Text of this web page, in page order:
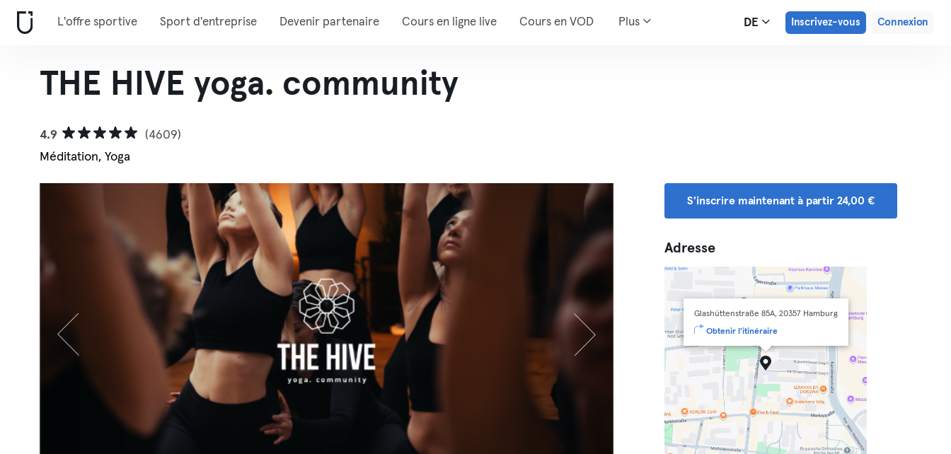
L'offre sportive Sport d'entreprise Devenir partenaire Cours en ligne live Cours en VOD Plus DE Inscrivez-vous Connexion
THE HIVE yoga. community
4.9
(4609)
Méditation, Yoga
S'inscrire maintenant à partir 24,00 €
Adresse
Glashüttenstraße 85A, 20357 Hamburg
Obtenir l'itinéraire